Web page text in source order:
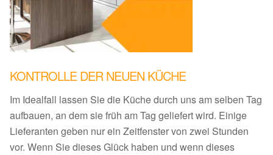
KONTROLLE DER NEUEN KÜCHE
Im Idealfall lassen Sie die Küche durch uns am selben Tag
aufbauen, an dem sie früh am Tag geliefert wird. Einige
Lieferanten geben nur ein Zeitfenster von zwei Stunden
vor. Wenn Sie dieses Glück haben und wenn dieses